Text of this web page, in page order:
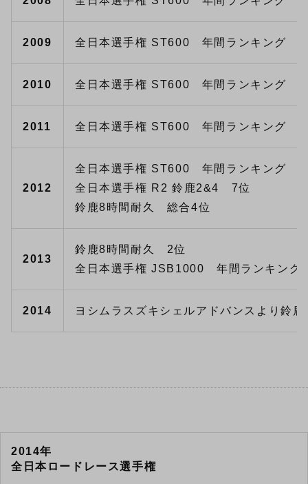
2009 全日本選手権 ST600 年間ランキング
2010 全日本選手権 ST600 年間ランキング
2011 全日本選手権 ST600 年間ランキング
2012
全日本選手権 ST600 年間ランキング 7
全日本選手権 R2 鈴鹿2&4 7位
鈴鹿8時間耐久 総合4位
2013
鈴鹿8時間耐久 2位
全日本選手権 JSB1000 年間ランキン
2014 ヨシムラスズキシェルアドバンスより鈴
2014年
全日本ロードレース選手権